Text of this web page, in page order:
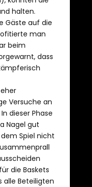
halten.
Gäste auf die
man
beim
dass
Versuche an
dieser Phase
Nagel gut
Spiel nicht
die Baskets
alle Beteiligten